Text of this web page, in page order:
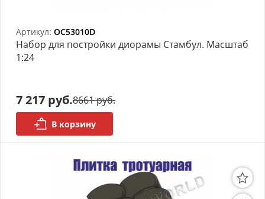
Артикул: OC53010D
Набор для постройки диорамы Стамбул. Масштаб
1:24
7 217 руб.8661 руб.
В корзину